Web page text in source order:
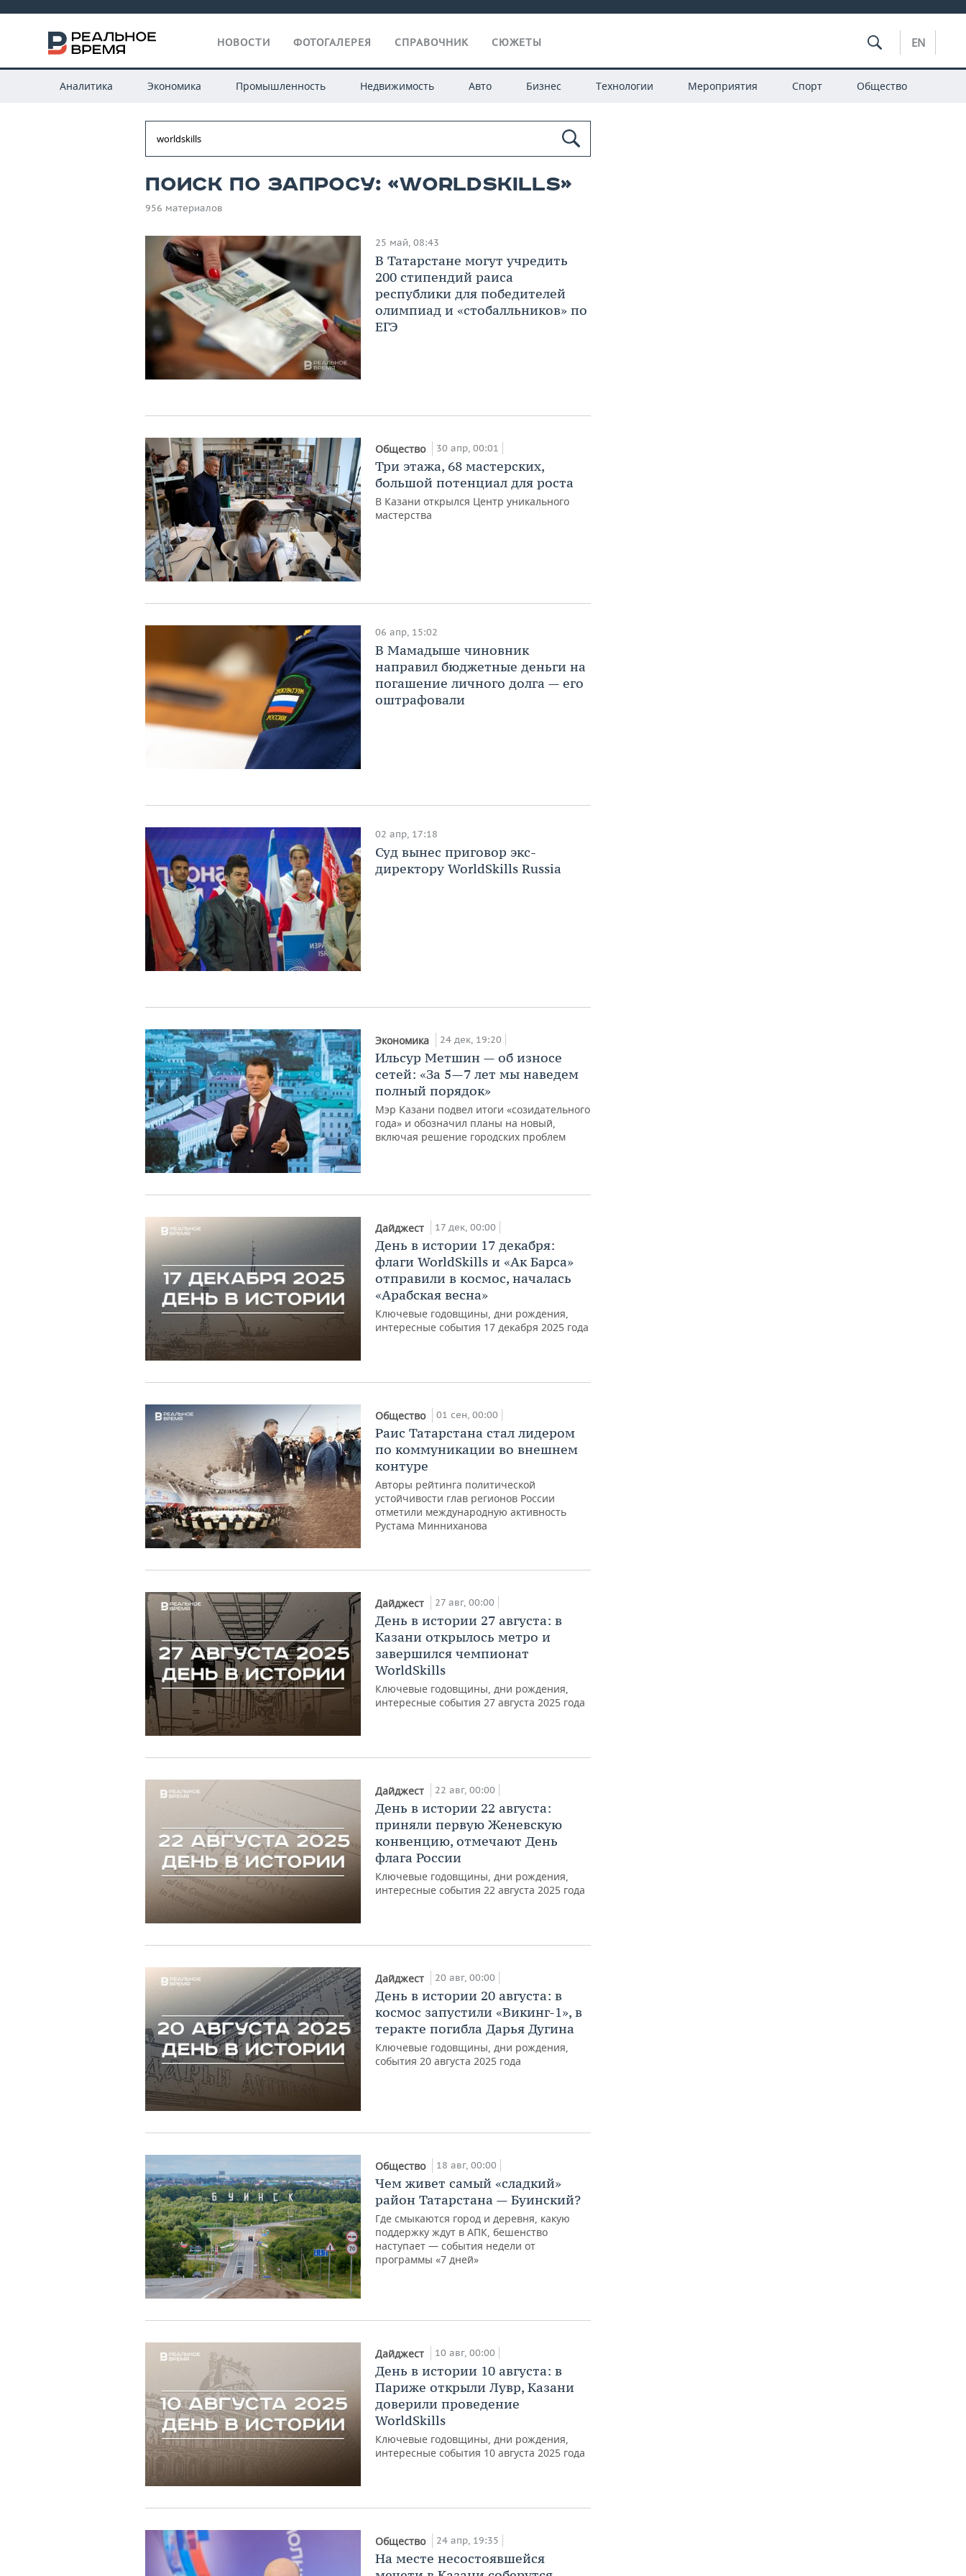
НОВОСТИ ФОТОГАЛЕРЕЯ СПРАВОЧНИК СЮЖЕТЫ EN
Аналитика Экономика Промышленность Недвижимость Авто Бизнес Технологии Мероприятия Спорт Общество
Поиск по запросу: «worldskills»
956 материалов
25 май, 08:43
В Татарстане могут учредить
200 стипендий раиса
республики для победителей
олимпиад и «стобалльников» по
ЕГЭ
Общество 30 апр, 00:01
Три этажа, 68 мастерских,
большой потенциал для роста
В Казани открылся Центр уникального
мастерства
06 апр, 15:02
В Мамадыше чиновник
направил бюджетные деньги на
погашение личного долга — его
оштрафовали
02 апр, 17:18
Суд вынес приговор экс-
директору WorldSkills Russia
Экономика 24 дек, 19:20
Ильсур Метшин — об износе
сетей: «За 5—7 лет мы наведем
полный порядок»
Мэр Казани подвел итоги «созидательного
года» и обозначил планы на новый,
включая решение городских проблем
Дайджест 17 дек, 00:00
День в истории 17 декабря:
флаги WorldSkills и «Ак Барса»
отправили в космос, началась
«Арабская весна»
Ключевые годовщины, дни рождения,
интересные события 17 декабря 2025 года
Общество 01 сен, 00:00
Раис Татарстана стал лидером
по коммуникации во внешнем
контуре
Авторы рейтинга политической
устойчивости глав регионов России
отметили международную активность
Рустама Минниханова
Дайджест 27 авг, 00:00
День в истории 27 августа: в
Казани открылось метро и
завершился чемпионат
WorldSkills
Ключевые годовщины, дни рождения,
интересные события 27 августа 2025 года
Дайджест 22 авг, 00:00
День в истории 22 августа:
приняли первую Женевскую
конвенцию, отмечают День
флага России
Ключевые годовщины, дни рождения,
интересные события 22 августа 2025 года
Дайджест 20 авг, 00:00
День в истории 20 августа: в
космос запустили «Викинг-1», в
теракте погибла Дарья Дугина
Ключевые годовщины, дни рождения,
события 20 августа 2025 года
Общество 18 авг, 00:00
Чем живет самый «сладкий»
район Татарстана — Буинский?
Где смыкаются город и деревня, какую
поддержку ждут в АПК, бешенство
наступает — события недели от
программы «7 дней»
Дайджест 10 авг, 00:00
День в истории 10 августа: в
Париже открыли Лувр, Казани
доверили проведение
WorldSkills
Ключевые годовщины, дни рождения,
интересные события 10 августа 2025 года
Общество 24 апр, 19:35
На месте несостоявшейся